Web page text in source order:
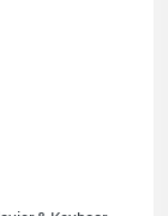
und bin
nur
noch